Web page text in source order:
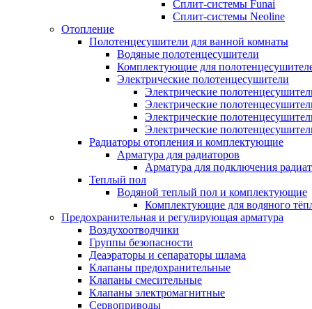
Сплит-системы Funai
Сплит-системы Neoline
Отопление
Полотенцесушители для ванной комнаты
Водяные полотенцесушители
Комплектующие для
Электрические полотенцесушители
Электрические
Электрические
Электрические
Электрические
Радиаторы отопления и комплектующие
Арматура для радиаторов
Арматура для подключения
Теплый пол
Водяной теплый пол и комплектующие
Комплектующие для водяного
Предохранительная и регулирующая арматура
Воздухоотводчики
Группы безопасности
Деаэраторы и сепараторы шлама
Клапаны предохранительные
Клапаны смесительные
Клапаны электромагнитные
Сервоприводы